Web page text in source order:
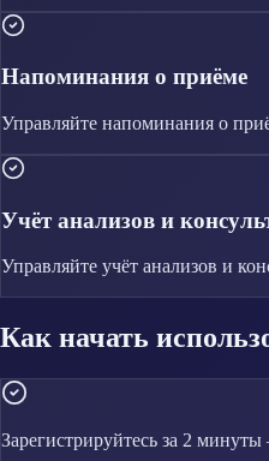
Напоминания о приёме
Управляйте напоминания о
Учёт анализов и
Управляйте учёт анализов и
Как начать
Зарегистрируйтесь за 2